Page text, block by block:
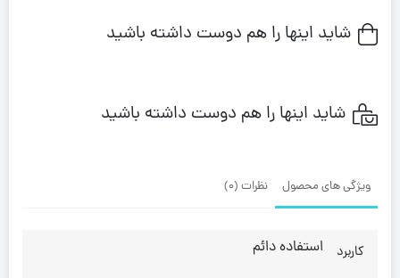
شاید اینها را هم دوست داشته باشید
شاید اینها را هم دوست داشته باشید
ویژگی های محصول نظرات (0)
کاربرد استفاده دائم